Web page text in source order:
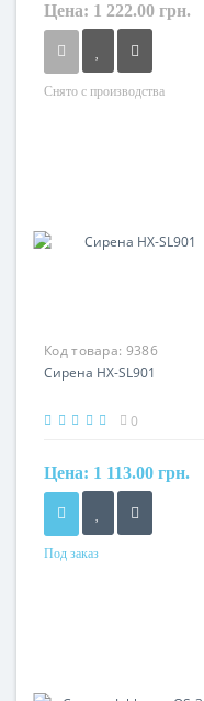
Цена: 1 222.00 грн.
Снято с производства
Код товара: 9386
Сирена HX-SL901
0
Цена: 1 113.00 грн.
Под заказ